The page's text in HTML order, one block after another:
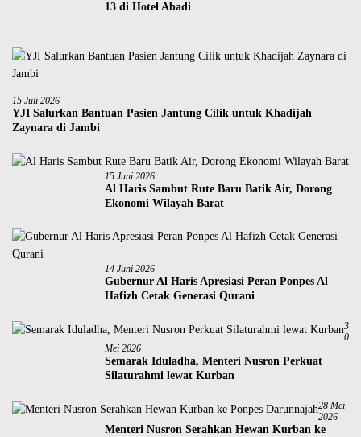
13 di Hotel Abadi
15 Juli 2026
YJI Salurkan Bantuan Pasien Jantung Cilik untuk Khadijah
Zaynara di Jambi
15 Juni 2026
Al Haris Sambut Rute Baru Batik Air, Dorong
Ekonomi Wilayah Barat
14 Juni 2026
Gubernur Al Haris Apresiasi Peran Ponpes Al
Hafizh Cetak Generasi Qurani
3
0
Mei 2026
Semarak Iduladha, Menteri Nusron Perkuat
Silaturahmi lewat Kurban
28 Mei
2026
Menteri Nusron Serahkan Hewan Kurban ke